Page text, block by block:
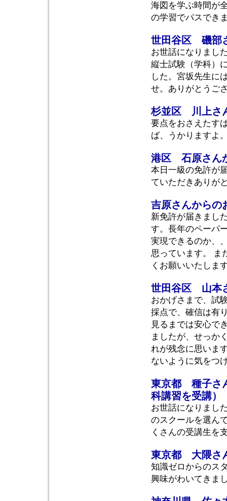
海図を学ぶ時間が
の学習でパスでき
世田谷区 磯部
お世話になりまし
縦士試験（学科）
した。宮坂先生に
せ。ありがとうご
杉並区 川上さ
要点をおさえたす
ば、うかりますよ
港区 石原さん
本日一級の免許が
ていただきありが
吉原さんから
新免許が届きまし
す。長年のペーパ
実現できるのか、
思っています。 ま
くお願いいたしま
世田谷区 山本
おかげさまで、試
採点で、確信は有
見るまでは安心で
ましたが、せっか
れが残念に思いま
ないように気をつ
東京都 種子さ
科講習を受講）
お世話になりまし
のスクールを選ん
くさんの受講生を
東京都 大隈さ
知識ゼロからのス
興味がわいてきま